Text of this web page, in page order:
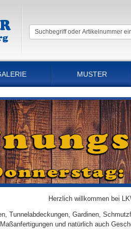
MUSTER
Herzlich willkommen bei
Tunnelabdeckungen, Gardinen,
und natürlich auch